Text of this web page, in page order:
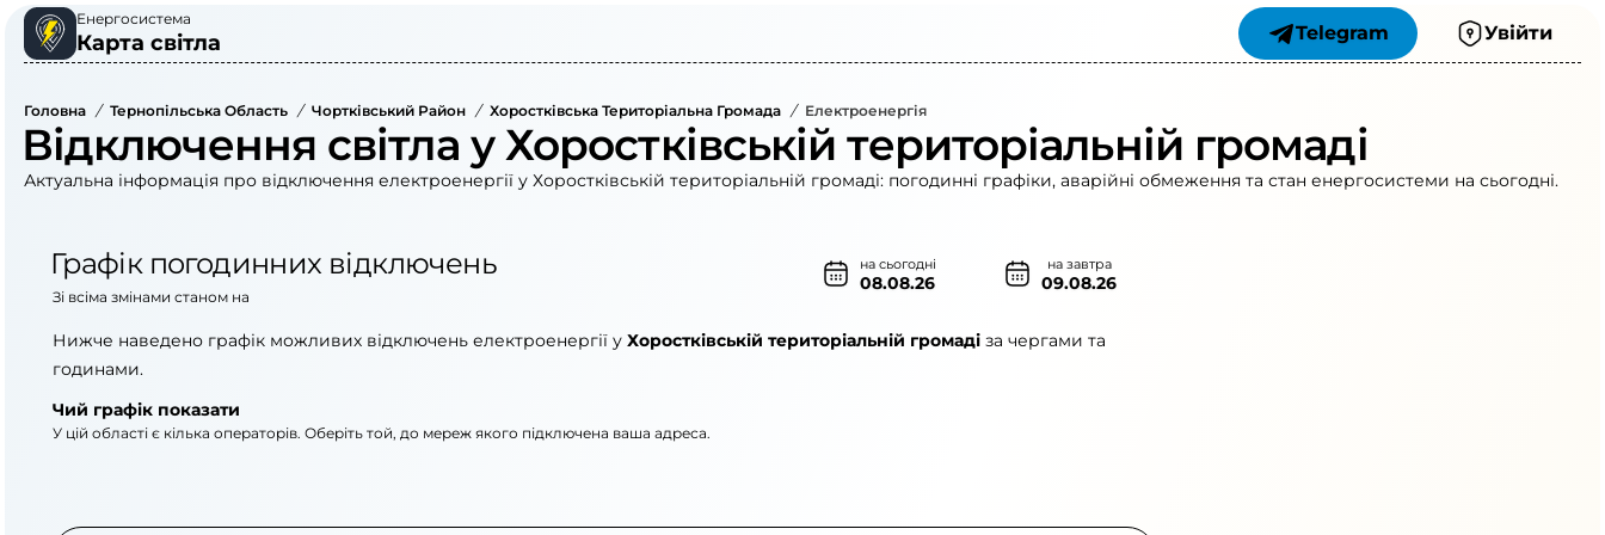
Енергосистема
Карта світла Telegram Увійти
Головна / Тернопільська Область / Чортківський Район / Хоростківська Територіальна Громада / Електроенергія
Відключення світла у Хоростківській територіальній громаді
Актуальна інформація про відключення електроенергії у Хоростківській територіальній громаді: погодинні графіки, аварійні обмеження та стан енергосистеми на сьогодні.
Графік погодинних відключень на сьогодні
08.08.26
на завтра
09.08.26
Зі всіма змінами станом на
Нижче наведено графік можливих відключень електроенергії у Хоростківській територіальній громаді за чергами та
годинами.
Чий графік показати
У цій області є кілька операторів. Оберіть той, до мереж якого підключена ваша адреса.